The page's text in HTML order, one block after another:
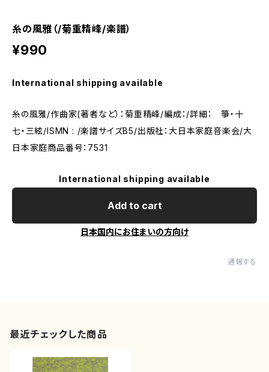
糸の風雅（/菊重精峰/楽譜）
¥990
International shipping available
糸の風雅/作曲家(著者など）：菊重精峰/編成：/詳細： 箏・十
七・三絃/ISMN : /楽譜サイズB5/出版社：大日本家庭音楽会/大
日本家庭商品番号：7531
International shipping available
Add to cart
日本国内にお住まいの方向け
通報する
最近チェックした商品